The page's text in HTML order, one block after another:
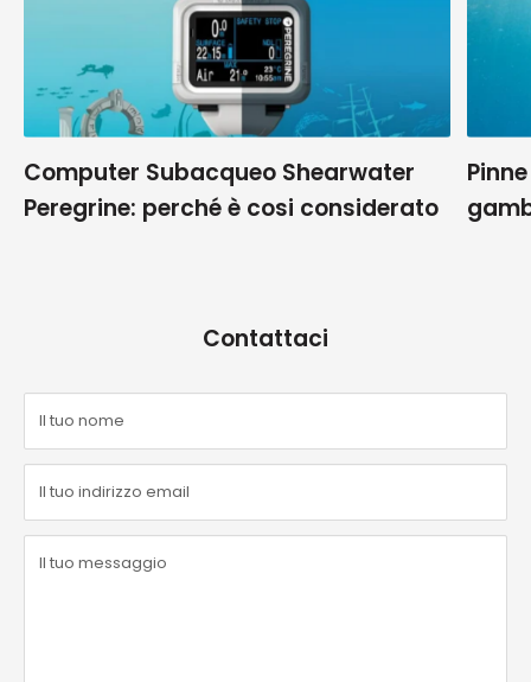
Computer Subacqueo Shearwater
Peregrine: perché è cosi considerato
Contattaci
Il tuo nome
Il tuo indirizzo email
Il tuo messaggio